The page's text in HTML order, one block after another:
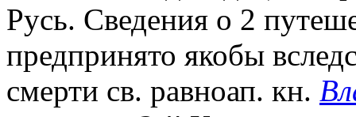
Русь. Сведения о 2
предпринято якобы
смерти св. равноап. кн.